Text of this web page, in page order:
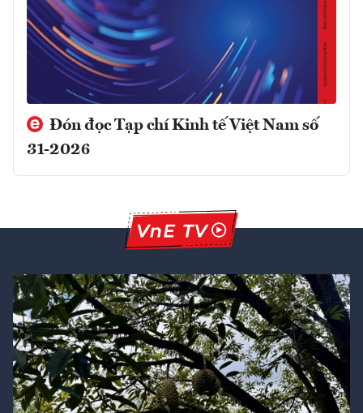
Đón đọc Tạp chí Kinh tế Việt Nam số
31-2026